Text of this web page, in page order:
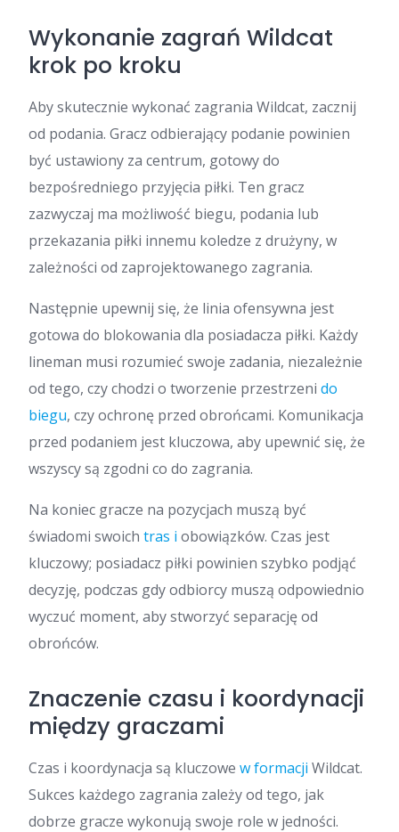
Wykonanie zagrań Wildcat
krok po kroku
Aby skutecznie wykonać zagrania Wildcat, zacznij
od podania. Gracz odbierający podanie powinien
być ustawiony za centrum, gotowy do
bezpośredniego przyjęcia piłki. Ten gracz
zazwyczaj ma możliwość biegu, podania lub
przekazania piłki innemu koledze z drużyny, w
zależności od zaprojektowanego zagrania.
Następnie upewnij się, że linia ofensywna jest
gotowa do blokowania dla posiadacza piłki. Każdy
lineman musi rozumieć swoje zadania, niezależnie
od tego, czy chodzi o tworzenie przestrzeni do
biegu, czy ochronę przed obrońcami. Komunikacja
przed podaniem jest kluczowa, aby upewnić się, że
wszyscy są zgodni co do zagrania.
Na koniec gracze na pozycjach muszą być
świadomi swoich tras i obowiązków. Czas jest
kluczowy; posiadacz piłki powinien szybko podjąć
decyzję, podczas gdy odbiorcy muszą odpowiednio
wyczuć moment, aby stworzyć separację od
obrońców.
Znaczenie czasu i koordynacji
między graczami
Czas i koordynacja są kluczowe w formacji Wildcat.
Sukces każdego zagrania zależy od tego, jak
dobrze gracze wykonują swoje role w jedności.